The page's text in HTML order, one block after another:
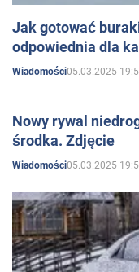
Jak gotować
odpowiednia dla
Wiadomości05.03.2025
Nowy rywal
środka. Zdjęcie
Wiadomości05.03.2025